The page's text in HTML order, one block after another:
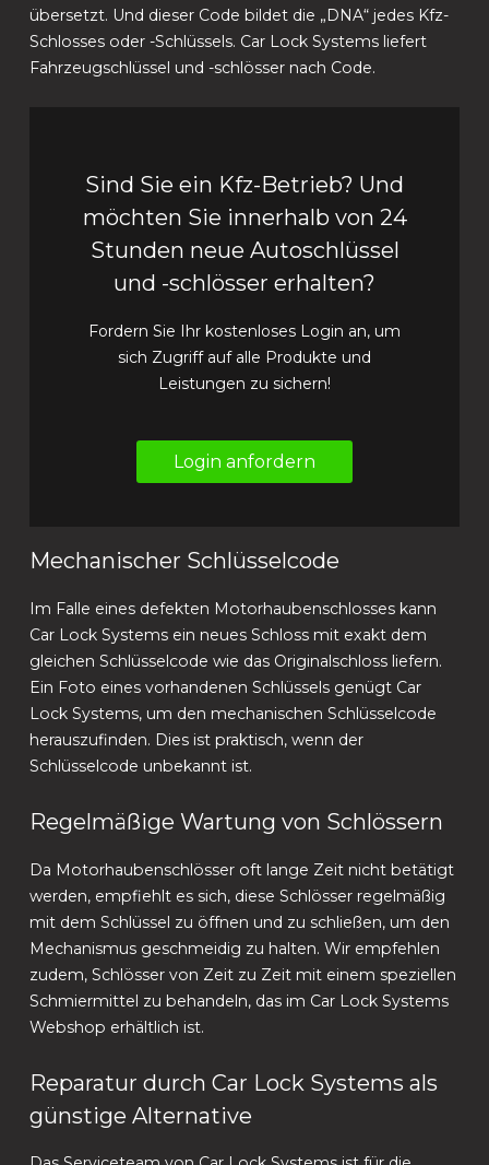
übersetzt. Und dieser Code bildet die „DNA“ jedes Kfz-
Schlosses oder -Schlüssels. Car Lock Systems liefert
Fahrzeugschlüssel und -schlösser nach Code.
Sind Sie ein Kfz-Betrieb? Und
möchten Sie innerhalb von 24
Stunden neue Autoschlüssel
und -schlösser erhalten?
Fordern Sie Ihr kostenloses Login an, um
sich Zugriff auf alle Produkte und
Leistungen zu sichern!
Login anfordern
Mechanischer Schlüsselcode
Im Falle eines defekten Motorhaubenschlosses kann
Car Lock Systems ein neues Schloss mit exakt dem
gleichen Schlüsselcode wie das Originalschloss liefern.
Ein Foto eines vorhandenen Schlüssels genügt Car
Lock Systems, um den mechanischen Schlüsselcode
herauszufinden. Dies ist praktisch, wenn der
Schlüsselcode unbekannt ist.
Regelmäßige Wartung von Schlössern
Da Motorhaubenschlösser oft lange Zeit nicht betätigt
werden, empfiehlt es sich, diese Schlösser regelmäßig
mit dem Schlüssel zu öffnen und zu schließen, um den
Mechanismus geschmeidig zu halten. Wir empfehlen
zudem, Schlösser von Zeit zu Zeit mit einem speziellen
Schmiermittel zu behandeln, das im Car Lock Systems
Webshop erhältlich ist.
Reparatur durch Car Lock Systems als
günstige Alternative